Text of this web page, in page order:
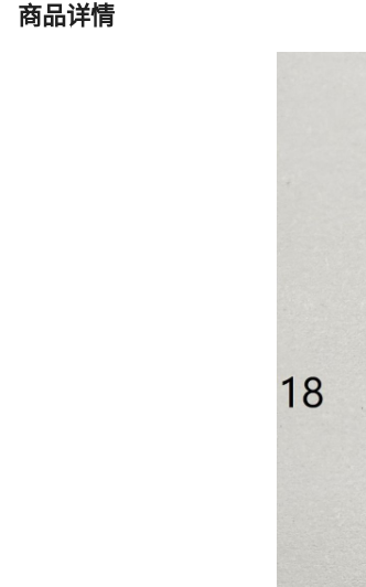
商品详情